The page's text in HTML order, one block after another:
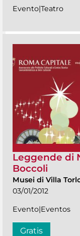
Evento|Teatro
Leggende di
Boccoli
Musei di Villa
03/01/2012
Evento|Eventos
Gratis